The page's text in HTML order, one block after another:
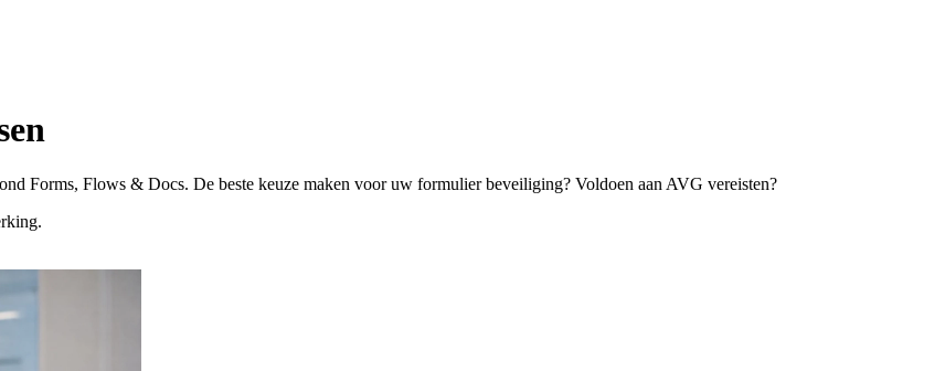
Forms, Flows & Docs. De beste keuze maken voor uw formulier beveiliging? Voldoen aan AVG vereisten?